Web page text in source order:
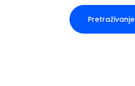
Pretraživanje